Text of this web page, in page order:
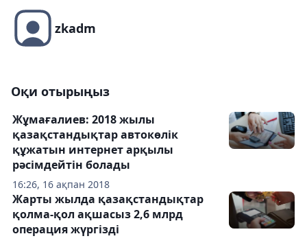
zkadm
Оқи отырыңыз
16:26, 16 ақпан 2018
Жұмағалиев: 2018 жылы
қазақстандықтар автокөлік
құжатын интернет арқылы
рәсімдейтін болады
Жарты жылда қазақстандықтар
қолма-қол ақшасыз 2,6 млрд
операция жүргізді